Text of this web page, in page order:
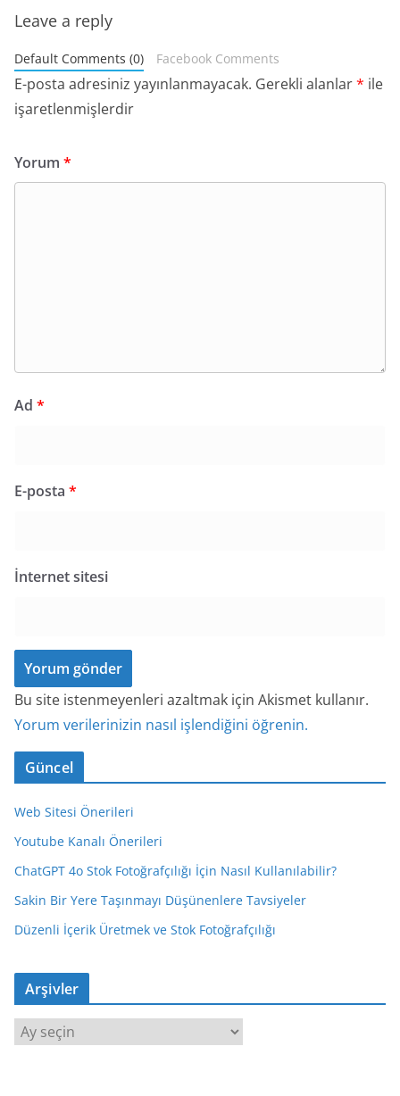
Leave a reply
Default Comments (0) Facebook Comments
E-posta adresiniz yayınlanmayacak. Gerekli alanlar* ile
işaretlenmişlerdir
Yorum *
Ad *
E-posta *
İnternet sitesi
Bu site istenmeyenleri azaltmak için Akismet kullanır.
Yorum verilerinizin nasıl işlendiğini öğrenin.
Güncel
Web Sitesi Önerileri
Youtube Kanalı Önerileri
ChatGPT 4o Stok Fotoğrafçılığı İçin Nasıl Kullanılabilir?
Sakin Bir Yere Taşınmayı Düşünenlere Tavsiyeler
Düzenli İçerik Üretmek ve Stok Fotoğrafçılığı
Arşivler